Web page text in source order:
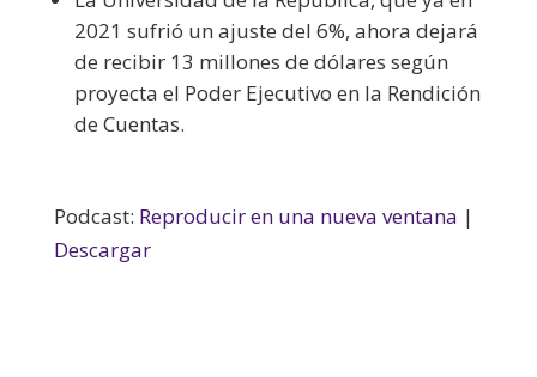
2021 sufrió un ajuste del 6%, ahora dejará
de recibir 13 millones de dólares según
proyecta el Poder Ejecutivo en la Rendición
de Cuentas.
Podcast: Reproducir en una nueva ventana |
Descargar